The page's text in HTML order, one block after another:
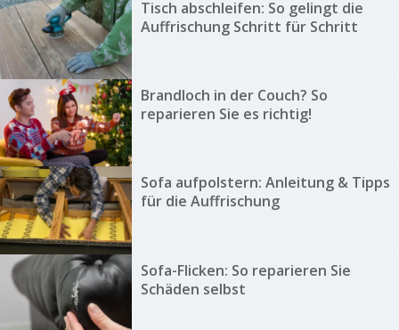
Tisch abschleifen: So gelingt die
Auffrischung Schritt für Schritt
Brandloch in der Couch? So
reparieren Sie es richtig!
Sofa aufpolstern: Anleitung & Tipps
für die Auffrischung
Sofa-Flicken: So reparieren Sie
Schäden selbst